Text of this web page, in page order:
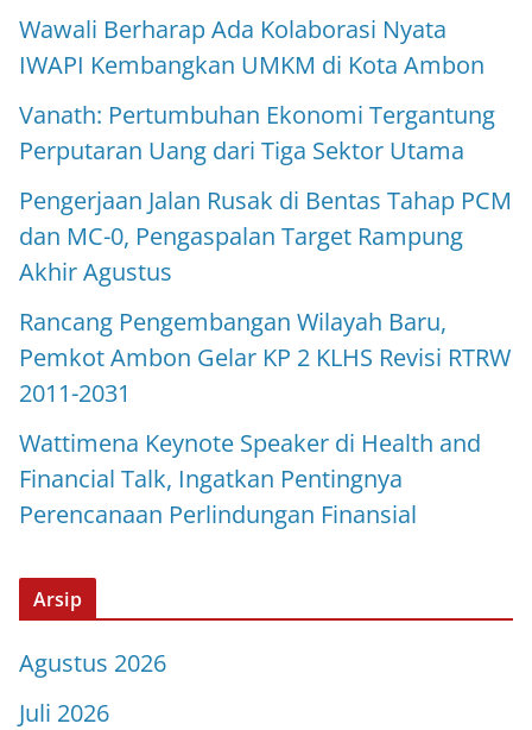
Wawali Berharap Ada Kolaborasi Nyata
IWAPI Kembangkan UMKM di Kota Ambon
Vanath: Pertumbuhan Ekonomi Tergantung
Perputaran Uang dari Tiga Sektor Utama
Pengerjaan Jalan Rusak di Bentas Tahap PCM
dan MC-0, Pengaspalan Target Rampung
Akhir Agustus
Rancang Pengembangan Wilayah Baru,
Pemkot Ambon Gelar KP 2 KLHS Revisi RTRW
2011-2031
Wattimena Keynote Speaker di Health and
Financial Talk, Ingatkan Pentingnya
Perencanaan Perlindungan Finansial
Arsip
Agustus 2026
Juli 2026